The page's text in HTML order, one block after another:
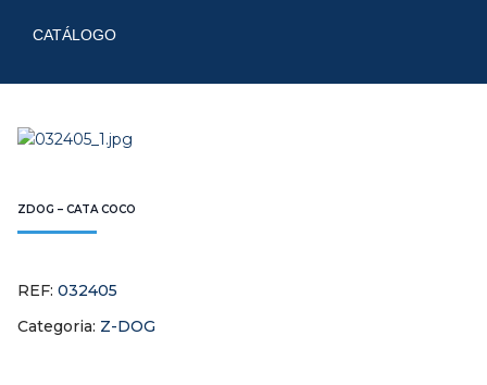
CATÁLOGO
ZDOG – CATA COCO
REF: 032405
Categoria: Z-DOG